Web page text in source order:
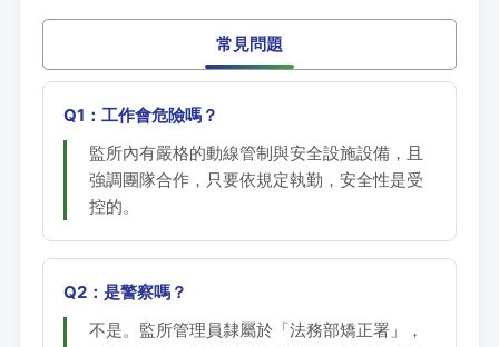
常見問題
Q1：工作會危險嗎？
監所內有嚴格的動線管制與安全設施設備，且
強調團隊合作，只要依規定執勤，安全性是受
控的。
Q2：是警察嗎？
不是。監所管理員隸屬於「法務部矯正署」，